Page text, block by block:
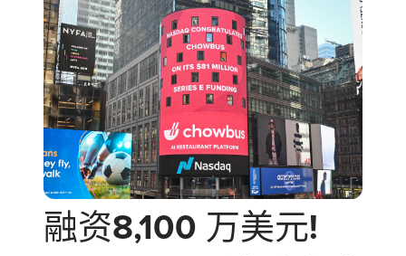
融资8,100 万美元!